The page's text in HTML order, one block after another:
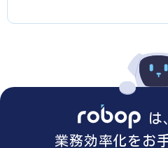
は
業務効率化をお